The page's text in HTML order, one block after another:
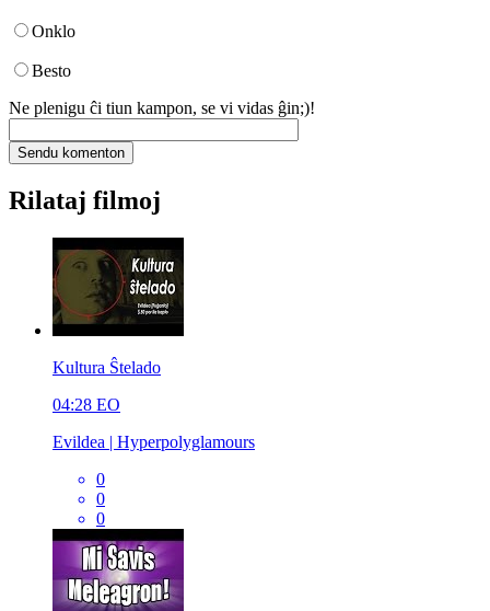
Onklo
Besto
Ne plenigu ĉi tiun kampon, se vi vidas ĝin;)!
Rilataj filmoj
Kultura Ŝtelado
04:28 EO
Evildea | Hyperpolyglamours
0
0
0